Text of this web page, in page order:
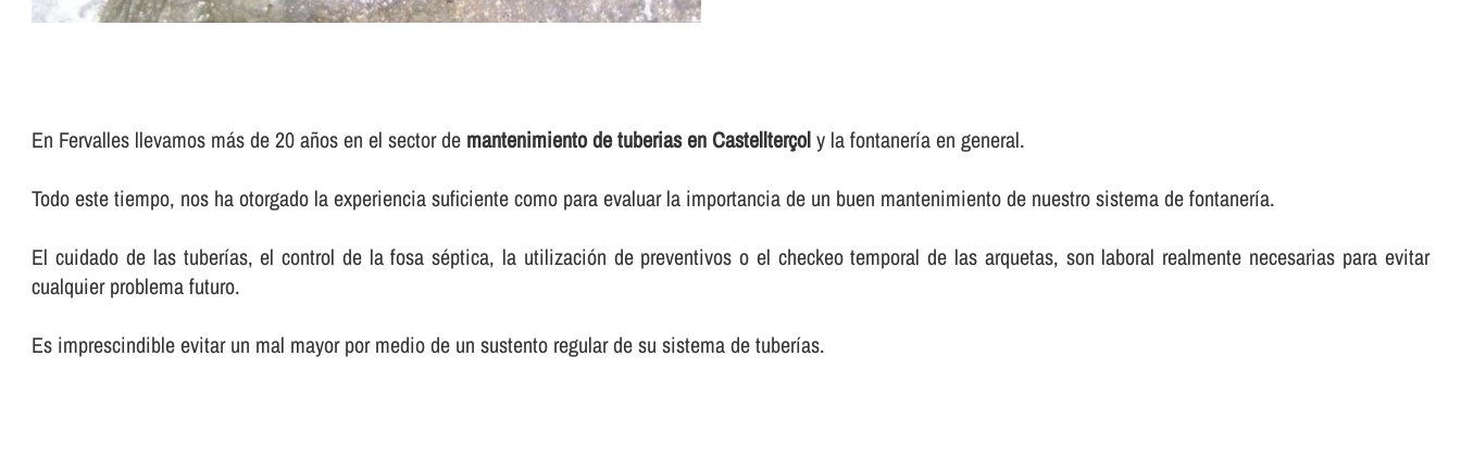
En Fervalles llevamos más de 20 años en el sector de mantenimiento de tuberias en Castellterçoly la fontanerí­a en general.
Todo este tiempo, nos ha otorgado la experiencia suficiente como para evaluar la importancia de un buen mantenimiento de nuestro sistema de fontanerí­a.
El cuidado de las tuberí­as, el control de la fosa séptica, la utilización de preventivos o el checkeo temporal de las arquetas, son laboral realmente necesarias para evitar
cualquier problema futuro.
Es imprescindible evitar un mal mayor por medio de un sustento regular de su sistema de tuberí­as.